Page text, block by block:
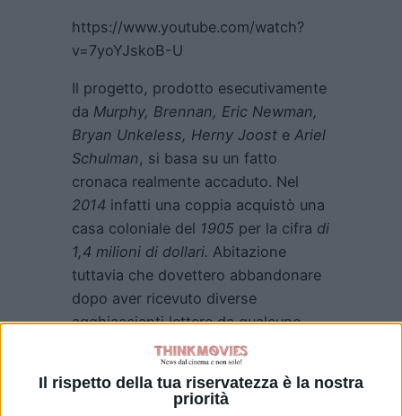
Il rispetto della tua riservatezza è la nostra
priorità
https://www.youtube.com/watch?
v=7yoYJskoB-U
Il progetto, prodotto esecutivamente
da Murphy, Brennan, Eric Newman,
Bryan Unkeless, Herny Joost e Ariel
Schulman, si basa su un fatto
cronaca realmente accaduto. Nel
2014 infatti una coppia acquistò una
casa coloniale del 1905 per la cifra di
1,4 milioni di dollari. Abitazione
tuttavia che dovettero abbandonare
dopo aver ricevuto diverse
agghiaccianti lettere da qualcuno
che firmandosi per l’appunto
li minacciava affermando di
‘sorvegliare’ la casa da decenni.